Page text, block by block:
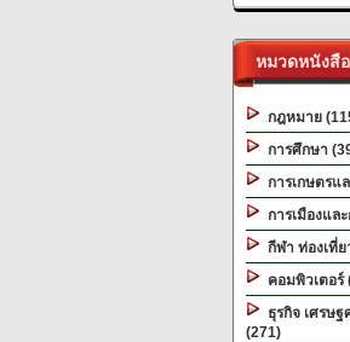
หมวดหนังสือ
กฎหมาย
การศึกษา
การเกษตรแ
การเมืองแล
กีฬา ท่องเที่
คอมพิวเตอร์
ธุรกิจ เศรษ
(271)